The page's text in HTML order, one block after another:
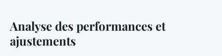
Analyse des performances et
ajustements